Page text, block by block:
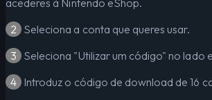
2 Seleciona a conta que queres usar.
3 Seleciona "Utilizar um código" no lado
4 Introduz o código de download de 16